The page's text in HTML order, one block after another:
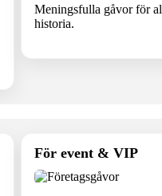
Meningsfulla gåvor för
historia.
För event & VIP